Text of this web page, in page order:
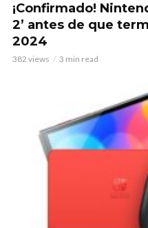
¡Confirmado!
2’ antes de que
2024
382 views 3 min read